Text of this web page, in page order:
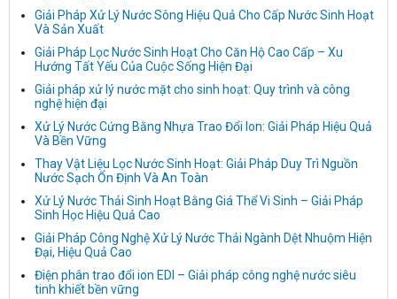
Giải Pháp Xử Lý Nước Sông Hiệu Quả Cho Cấp Nước Sinh Hoạt
Và Sản Xuất
Giải Pháp Lọc Nước Sinh Hoạt Cho Căn Hộ Cao Cấp – Xu
Hướng Tất Yếu Của Cuộc Sống Hiện Đại
Giải pháp xử lý nước mặt cho sinh hoạt: Quy trình và công
nghệ hiện đại
Xử Lý Nước Cứng Bằng Nhựa Trao Đổi Ion: Giải Pháp Hiệu Quả
Và Bền Vững
Thay Vật Liệu Lọc Nước Sinh Hoạt: Giải Pháp Duy Trì Nguồn
Nước Sạch Ổn Định Và An Toàn
Xử Lý Nước Thải Sinh Hoạt Bằng Giá Thể Vi Sinh – Giải Pháp
Sinh Học Hiệu Quả Cao
Giải Pháp Công Nghệ Xử Lý Nước Thải Ngành Dệt Nhuộm Hiện
Đại, Hiệu Quả Cao
Điện phân trao đổi ion EDI – Giải pháp công nghệ nước siêu
tinh khiết bền vững